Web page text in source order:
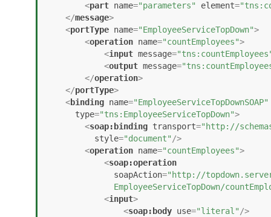
<part name="parameters" element=
</message>
<portType name="EmployeeServiceTopDown">
<operation name="countEmployees">
<input message=
<output message=
</operation>
</portType>
<binding name="EmployeeServiceTopDownSOAP"
type="tns:EmployeeServiceTopDown">
<soap:binding transport="http://
style="document" />
<operation name="countEmployees">
<soap:operation
soapAction="http://
EmployeeServiceTopDown/
<input>
<soap:body use="literal" />